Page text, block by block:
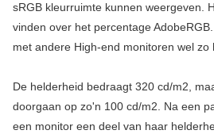
sRGB kleurruimte kunnen weergeven.
vinden over het percentage
met andere High-end monitoren wel zo
De helderheid bedraagt 320 cd/m2,
doorgaan op zo'n 100 cd/m2. Na een
een monitor een deel van haar